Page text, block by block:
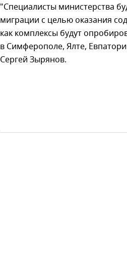
"Специалисты министерства
миграции с целью оказания
как комплексы будут
в Симферополе, Ялте,
Сергей Зырянов.